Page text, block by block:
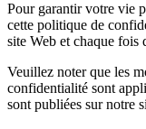
Pour garantir votre vie
cette politique de
site Web et chaque fois
Veuillez noter que les
confidentialité sont
sont publiées sur notre